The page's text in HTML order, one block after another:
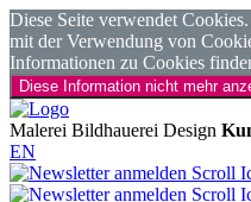
Diese Seite verwendet
mit der Verwendung von
Informationen zu Cookies
Diese Information nicht mehr
Malerei Bildhauerei Design
EN